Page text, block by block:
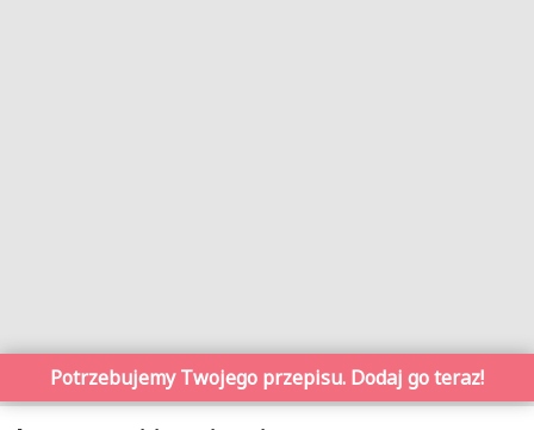
Potrzebujemy Twojego przepisu. Dodaj go teraz!